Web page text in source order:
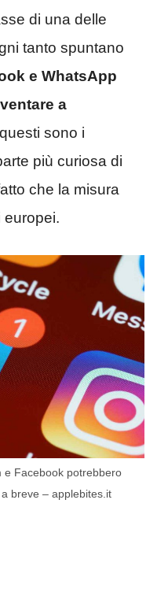
di una delle
tanto spuntano
e WhatsApp
a
sono i
più curiosa di
che la misura
europei.
e Facebook potrebbero
breve – applebites.it